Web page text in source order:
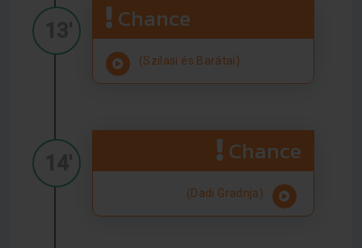
Chance
(Szilasi és Barátai)
Chance
(Dadi Gradnja)